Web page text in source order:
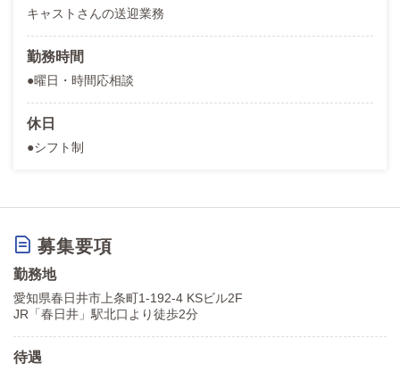
キャストさんの送迎業務
勤務時間
●曜日・時間応相談
休日
●シフト制
募集要項
勤務地
愛知県春日井市上条町1-192-4 KSビル2F
JR「春日井」駅北口より徒歩2分
待遇